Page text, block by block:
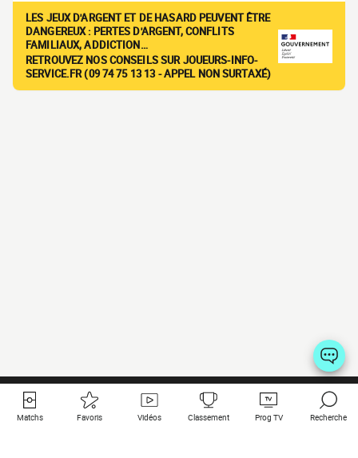
LES JEUX D'ARGENT ET DE HASARD PEUVENT ÊTRE
DANGEREUX : PERTES D'ARGENT, CONFLITS
FAMILIAUX, ADDICTION…
RETROUVEZ NOS CONSEILS SUR JOUEURS-INFO-
SERVICE.FR (09 74 75 13 13 - APPEL NON SURTAXÉ)
Matchs Favoris Vidéos Classement Prog TV Recherche